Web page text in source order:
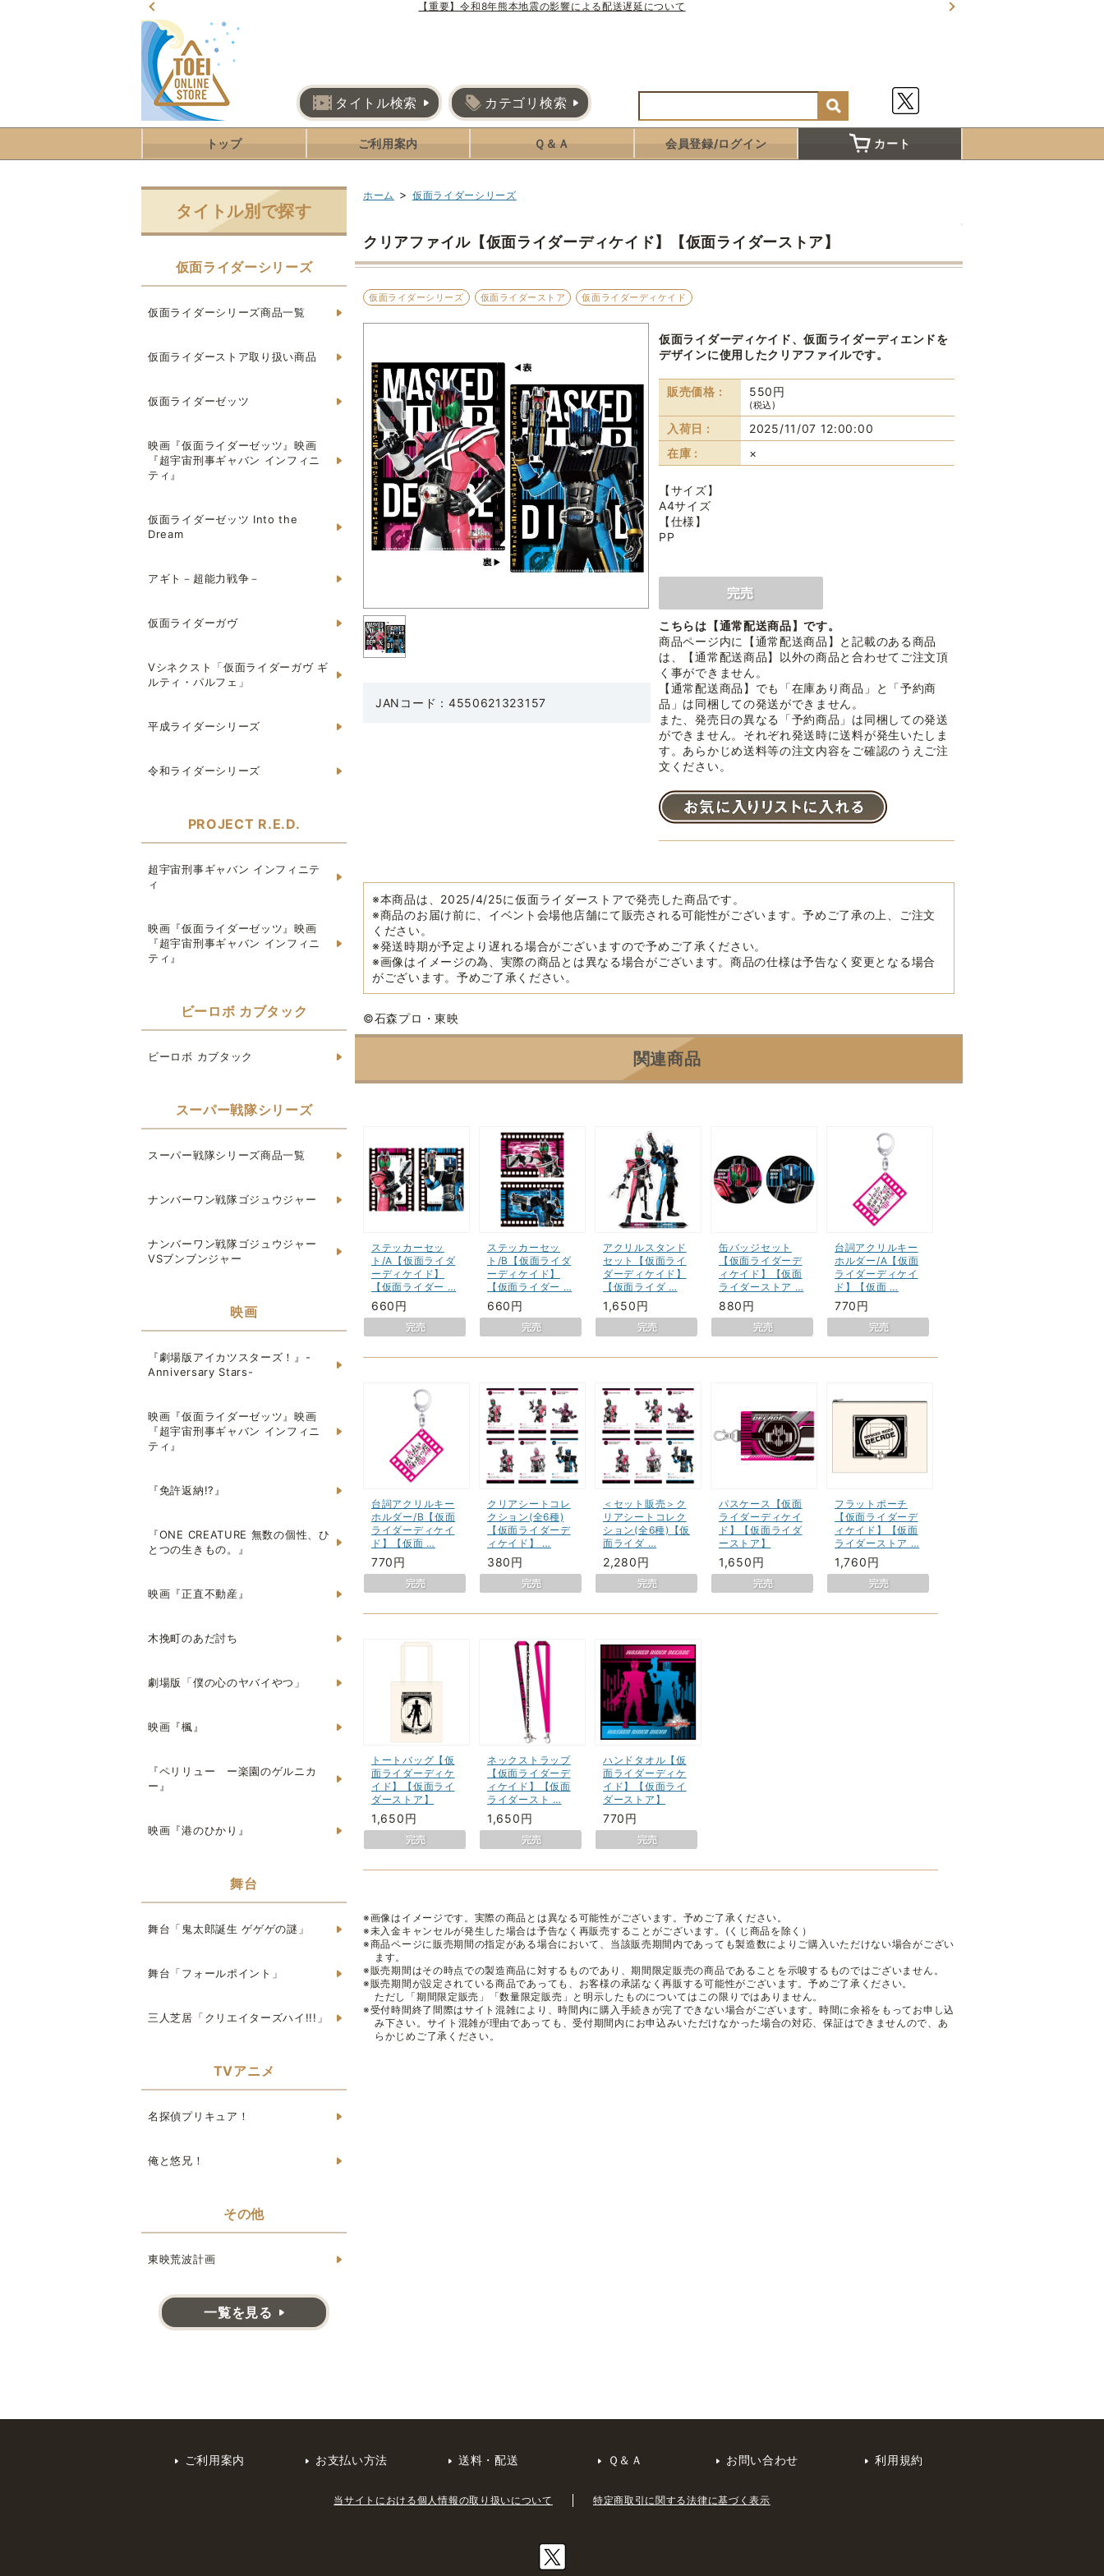
【重要】令和8年熊本地震の影響による配送遅延について
タイトル検索 カテゴリ検索
トップ ご利用案内 Ｑ＆Ａ 会員登録/ログイン カート
ホーム > 仮面ライダーシリーズ
クリアファイル【仮面ライダーディケイド】【仮面ライダーストア】
仮面ライダーシリーズ 仮面ライダーストア 仮面ライダーディケイド
JANコード：4550621323157
仮面ライダーディケイド、仮面ライダーディエンドを
デザインに使用したクリアファイルです。
販売価格 : 550円
(税込)
入荷日 :
2025/11/07 12:00:00
在庫 :
×
【サイズ】
A4サイズ
【仕様】
PP
こちらは【通常配送商品】です。
商品ページ内に【通常配送商品】と記載のある商品
は、【通常配送商品】以外の商品と合わせてご注文頂
く事ができません。
【通常配送商品】でも「在庫あり商品」と「予約商
品」は同梱しての発送ができません。
また、発売日の異なる「予約商品」は同梱しての発送
ができません。それぞれ発送時に送料が発生いたしま
す。あらかじめ送料等の注文内容をご確認のうえご注
文ください。
※本商品は、2025/4/25に仮面ライダーストアで発売した商品です。
※商品のお届け前に、イベント会場他店舗にて販売される可能性がございます。予めご了承の上、ご注文
ください。
※発送時期が予定より遅れる場合がございますので予めご了承ください。
※画像はイメージの為、実際の商品とは異なる場合がございます。商品の仕様は予告なく変更となる場合
がございます。予めご了承ください。
©石森プロ・東映
関連商品
ステッカーセッ
ト/A【仮面ライダ
ーディケイド】
【仮面ライダー …
660円
ステッカーセッ
ト/B【仮面ライダ
ーディケイド】
【仮面ライダー …
660円
アクリルスタンド
セット【仮面ライ
ダーディケイド】
【仮面ライダ …
1,650円
缶バッジセット
【仮面ライダーデ
ィケイド】【仮面
ライダーストア …
880円
台詞アクリルキー
ホルダー/A【仮面
ライダーディケイ
ド】【仮面 …
770円
台詞アクリルキー
ホルダー/B【仮面
ライダーディケイ
ド】【仮面 …
770円
クリアシートコレ
クション(全6種)
【仮面ライダーデ
ィケイド】 …
380円
＜セット販売＞ク
リアシートコレク
ション(全6種)【仮
面ライダ …
2,280円
パスケース【仮面
ライダーディケイ
ド】【仮面ライダ
ーストア】
1,650円
フラットポーチ
【仮面ライダーデ
ィケイド】【仮面
ライダーストア …
1,760円
トートバッグ【仮
面ライダーディケ
イド】【仮面ライ
ダーストア】
1,650円
ネックストラップ
【仮面ライダーデ
ィケイド】【仮面
ライダースト …
1,650円
ハンドタオル【仮
面ライダーディケ
イド】【仮面ライ
ダーストア】
770円
※画像はイメージです。実際の商品とは異なる可能性がございます。予めご了承ください。
※未入金キャンセルが発生した場合は予告なく再販売することがございます。(くじ商品を除く）
※商品ページに販売期間の指定がある場合において、当該販売期間内であっても製造数によりご購入いただけない場合がござい
ます。
※販売期間はその時点での製造商品に対するものであり、期間限定販売の商品であることを示唆するものではございません。
※販売期間が設定されている商品であっても、お客様の承諾なく再販する可能性がございます。予めご了承ください。
ただし「期間限定販売」「数量限定販売」と明示したものについてはこの限りではありません。
※受付時間終了間際はサイト混雑により、時間内に購入手続きが完了できない場合がございます。時間に余裕をもってお申し込
み下さい。サイト混雑が理由であっても、受付期間内にお申込みいただけなかった場合の対応、保証はできませんので、あ
らかじめご了承ください。
タイトル別で探す
仮面ライダーシリーズ
仮面ライダーシリーズ商品一覧
仮面ライダーストア取り扱い商品
仮面ライダーゼッツ
映画『仮面ライダーゼッツ』映画
『超宇宙刑事ギャバン インフィニ
ティ』
仮面ライダーゼッツ Into the
Dream
アギト－超能力戦争－
仮面ライダーガヴ
Vシネクスト「仮面ライダーガヴ ギ
ルティ・パルフェ」
平成ライダーシリーズ
令和ライダーシリーズ
PROJECT R.E.D.
超宇宙刑事ギャバン インフィニテ
ィ
映画『仮面ライダーゼッツ』映画
『超宇宙刑事ギャバン インフィニ
ティ』
ビーロボ カブタック
ビーロボ カブタック
スーパー戦隊シリーズ
スーパー戦隊シリーズ商品一覧
ナンバーワン戦隊ゴジュウジャー
ナンバーワン戦隊ゴジュウジャー
VSブンブンジャー
映画
『劇場版アイカツスターズ！』-
Anniversary Stars-
映画『仮面ライダーゼッツ』映画
『超宇宙刑事ギャバン インフィニ
ティ』
『免許返納!?』
『ONE CREATURE 無数の個性、ひ
とつの生きもの。』
映画『正直不動産』
木挽町のあだ討ち
劇場版「僕の心のヤバイやつ」
映画『楓』
『ペリリュー ー楽園のゲルニカ
ー』
映画『港のひかり』
舞台
舞台「鬼太郎誕生 ゲゲゲの謎」
舞台「フォールポイント」
三人芝居「クリエイターズハイ!!!」
TVアニメ
名探偵プリキュア！
俺と悠兄！
その他
東映荒波計画
一覧を見る
ご利用案内 お支払い方法 送料・配送 Ｑ＆Ａ お問い合わせ 利用規約
当サイトにおける個人情報の取り扱いについて 特定商取引に関する法律に基づく表示